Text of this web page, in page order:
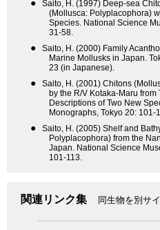
●
Saito, H. (1997) Deep-sea
(Mollusca: Polyplacophora)
Species. National Science
31-58.
●
Saito, H. (2000) Family
Marine Mollusks in Japan.
23 (in Japanese).
●
Saito, H. (2001) Chitons
by the R/V Kotaka-Maru from
Descriptions of Two New
Monographs, Tokyo 20: 101-
●
Saito, H. (2005) Shelf and
Polyplacophora) from the
Japan. National Science
101-113.
関連リンク集 同生物を別サ